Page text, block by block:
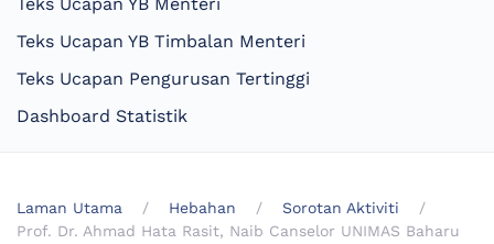
Teks Ucapan YB Timbalan Menteri
Teks Ucapan Pengurusan Tertinggi
Dashboard Statistik
Laman Utama Hebahan
Sorotan Aktiviti
Prof. Dr. Ahmad Hata Rasit, Naib Canselor UNIMAS Baharu